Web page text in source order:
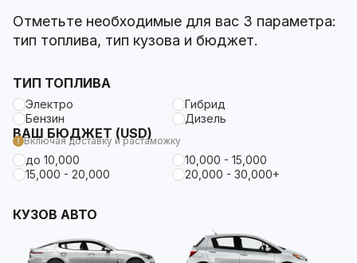
Отметьте необходимые для вас 3 параметра:
тип топлива, тип кузова и бюджет.
ТИП ТОПЛИВА
Электро
Гибрид
Бензин
Дизель
ВАШ БЮДЖЕТ (USD)
Включая доставку и растаможку
до 10,000
10,000 - 15,000
15,000 - 20,000
20,000 - 30,000+
КУЗОВ АВТО